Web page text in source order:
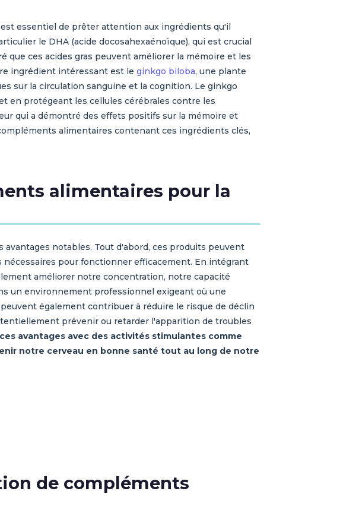
essentiel de prêter attention aux ingrédients qu'il
le DHA (acide docosahexaénoïque), qui est crucial
ces acides gras peuvent améliorer la mémoire et les
ingrédient intéressant est leginkgo biloba, une plante
sur la circulation sanguine et la cognition. Le ginkgo
en protégeant les cellules cérébrales contre les
qui a démontré des effets positifs sur la mémoire et
alimentaires contenant ces ingrédients clés,
alimentaires pour la
notables. Tout d'abord, ces produits peuvent
pour fonctionner efficacement. En intégrant
améliorer notre concentration, notre capacité
un environnement professionnel exigeant où une
également contribuer à réduire le risque de déclin
prévenir ou retarder l'apparition de troubles
avantages avec des activités stimulantes comme
notre cerveau en bonne santé tout au long de notre
de compléments